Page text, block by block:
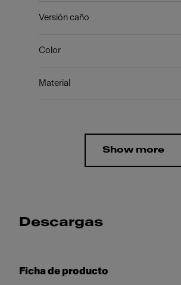
Versión caño
Color
Material
Show more
Descargas
Ficha de producto